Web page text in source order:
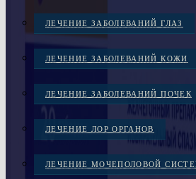
ЛЕЧЕНИЕ ЗАБОЛЕВАНИЙ ГЛАЗ
ЛЕЧЕНИЕ ЗАБОЛЕВАНИЙ КОЖИ
ЛЕЧЕНИЕ ЗАБОЛЕВАНИЙ ПОЧЕК
ЛЕЧЕНИЕ ЛОР ОРГАНОВ
ЛЕЧЕНИЕ МОЧЕПОЛОВОЙ